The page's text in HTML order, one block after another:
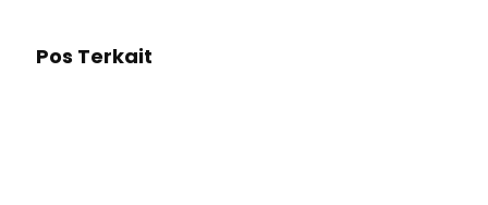
Pos Terkait